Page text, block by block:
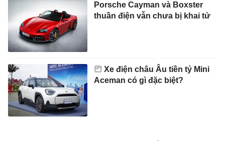
Porsche Cayman và Boxster
thuần điện vẫn chưa bị khai tử
Xe điện châu Âu tiền tỷ Mini
Aceman có gì đặc biệt?